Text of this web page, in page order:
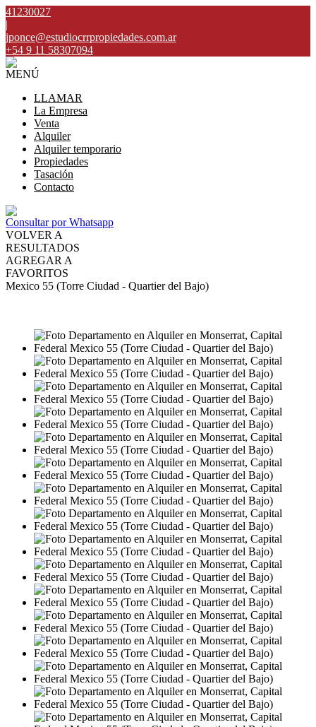
41230027
|
jponce@estudiocrrpropiedades.com.ar
+54 9 11 58307094
MENÚ
LLAMAR
La Empresa
Venta
Alquiler
Alquiler temporario
Propiedades
Tasación
Contacto
Consultar por Whatsapp
VOLVER A
RESULTADOS
AGREGAR A
FAVORITOS
Mexico 55 (Torre Ciudad - Quartier del Bajo)